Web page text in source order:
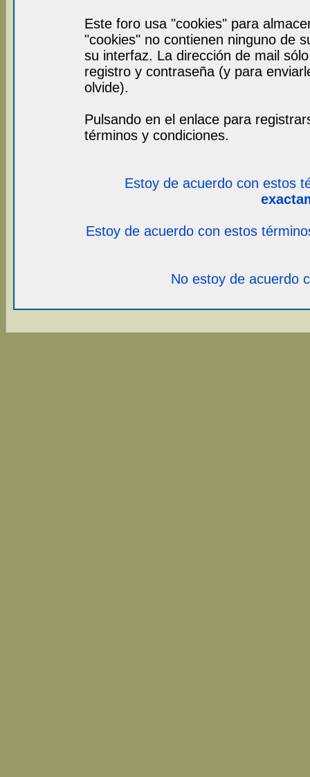
Este foro usa "cookies" para
"cookies" no contienen ninguno de
su interfaz. La dirección de mail
registro y contraseña (y para
olvide).
Pulsando en el enlace para
términos y condiciones.
Estoy de acuerdo con estos
Estoy de acuerdo con estos
No estoy de acuerdo